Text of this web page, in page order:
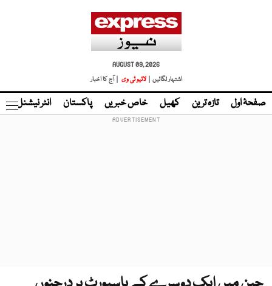
AUGUST 09, 2026
اشتہار لگائیں |
لائیو ٹی وی | آج کا اخبار
صفحۂ اول تازہ ترین کھیل خاص خبریں پاکستان انٹر نیشنل